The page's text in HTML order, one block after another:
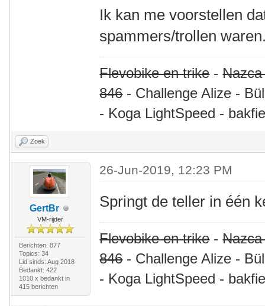
Ik kan me voorstellen
spammers/trollen
Flevobike en trike-
846- Challenge Alize -
- Koga LightSpeed -
Zoek
GertBr
VM-rijder
Berichten: 877
Topics: 34
Lid sinds: Aug 2018
Bedankt: 422
1010 x bedankt in
415 berichten
26-Jun-2019, 12:23 PM
Springt de teller in één
Flevobike en trike-
846- Challenge Alize -
- Koga LightSpeed -